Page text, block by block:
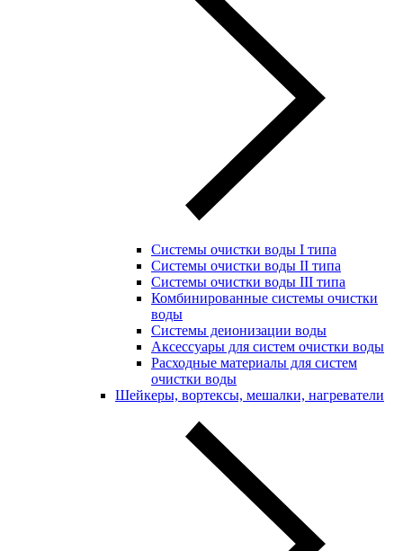
Системы очистки воды I типа
Системы очистки воды II типа
Системы очистки воды III типа
Комбинированные системы очистки
воды
Системы деионизации воды
Аксессуары для систем очистки воды
Расходные материалы для систем
очистки воды
Шейкеры, вортексы, мешалки, нагреватели